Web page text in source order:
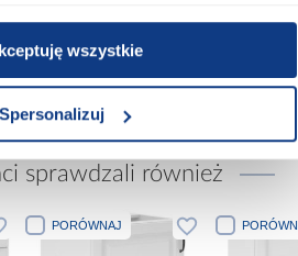
wszystkie
Spersonalizuj
Zobacz więcej >
sprawdzali również
PORÓWNAJ